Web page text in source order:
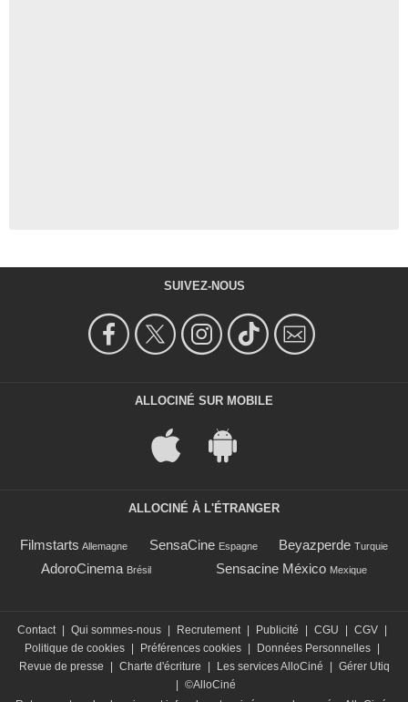
SUIVEZ-NOUS
ALLOCINÉ SUR MOBILE
ALLOCINÉ À L'ÉTRANGER
Filmstarts Allemagne SensaCine Espagne Beyazperde Turquie
AdoroCinema Brésil Sensacine México Mexique
Contact Qui sommes-nous Recrutement Publicité CGU CGV
Politique de cookies
Préférences cookies Données Personnelles
Revue de presse
Charte d'écriture Les services AlloCiné
Gérer Utiq
©AlloCiné